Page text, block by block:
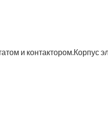
и контактором.Корпус